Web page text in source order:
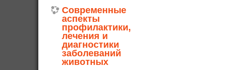
Современные
аспекты
профилактики,
лечения и
диагностики
заболеваний
животных